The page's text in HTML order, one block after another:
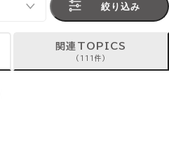
絞り込み
関連TOPICS
(111件)